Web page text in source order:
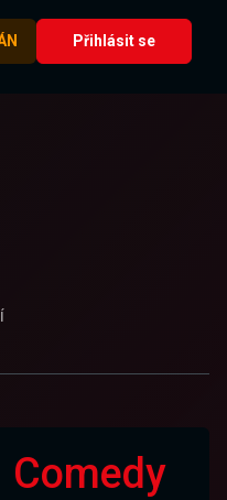
Přihlásit se
Comedy